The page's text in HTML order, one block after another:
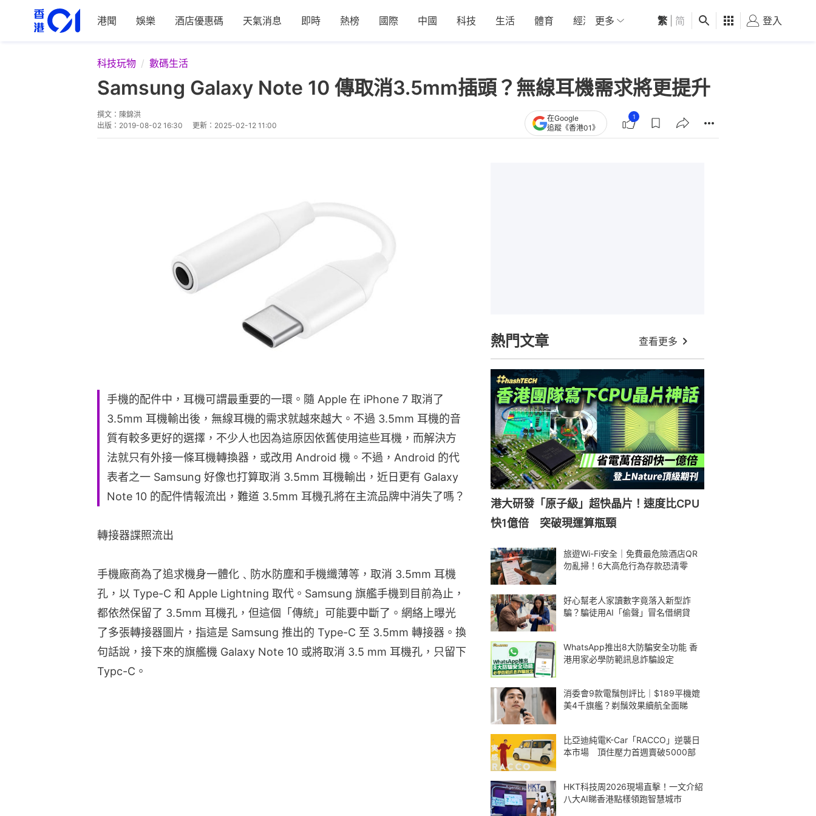
港聞 娛樂 酒店優惠碼 天氣消息 即時 熱榜 國際 中國 科技 生活 體育 經濟 01深圳 觀點 健康 好食玩飛
更多 繁 简 登入
科技玩物 數碼生活
Samsung Galaxy Note 10 傳取消3.5mm插頭？無線耳機需求將更提升
撰文： 陳錦洪
出版： 2019-08-02 16:30 更新： 2025-02-12 11:00
在Google
追蹤《香港01》
1
手機的配件中，耳機可謂最重要的一環。隨 Apple 在 iPhone 7 取消了
3.5mm 耳機輸出後，無線耳機的需求就越來越大。不過 3.5mm 耳機的音
質有較多更好的選擇，不少人也因為這原因依舊使用這些耳機，而解決方
法就只有外接一條耳機轉換器，或改用 Android 機。不過，Android 的代
表者之一 Samsung 好像也打算取消 3.5mm 耳機輸出，近日更有 Galaxy
Note 10 的配件情報流出，難道 3.5mm 耳機孔將在主流品牌中消失了嗎？
轉接器諜照流出
手機廠商為了追求機身一體化﹑防水防塵和手機纖薄等，取消 3.5mm 耳機
孔，以 Type-C 和 Apple Lightning 取代。Samsung 旗艦手機到目前為止，
都依然保留了 3.5mm 耳機孔，但這個「傳統」可能要中斷了。網絡上曝光
了多張轉接器圖片，指這是 Samsung 推出的 Type-C 至 3.5mm 轉接器。換
句話說，接下來的旗艦機 Galaxy Note 10 或將取消 3.5 mm 耳機孔，只留下
Typc-C。
熱門文章 查看更多
港大研發「原子級」超快晶片！速度比CPU
快1億倍 突破現運算瓶頸
旅遊Wi-Fi安全｜免費最危險酒店QR
勿亂掃！6大高危行為存款恐清零
好心幫老人家讀數字竟落入新型詐
騙？騙徒用AI「偷聲」冒名借網貸
WhatsApp推出8大防騙安全功能 香
港用家必學防範訊息詐騙設定
消委會9款電鬚刨評比｜$189平機媲
美4千旗艦？剃鬚效果續航全面睇
比亞迪純電K-Car「RACCO」逆襲日
本市場 頂住壓力首週賣破5000部
HKT科技周2026現場直擊！一文介紹
八大AI睇香港點樣領跑智慧城市